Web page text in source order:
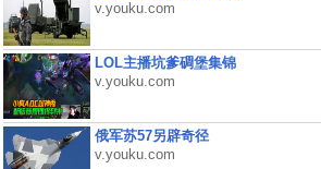
v.youku.com
LOL主播坑爹碉堡集锦
v.youku.com
俄军苏57另辟奇径
v.youku.com